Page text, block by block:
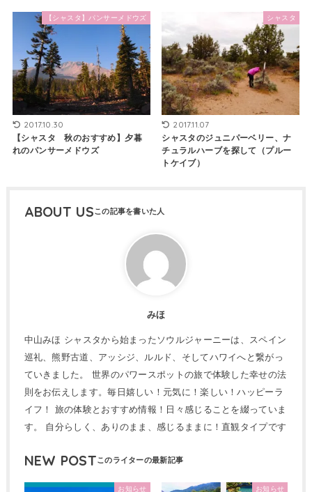
【シャスタ】パンサーメドウズ
2017.10.30
【シャスタ 秋のおすすめ】夕暮
れのパンサーメドウズ
シャスタ
2017.11.07
シャスタのジュニパーベリー、ナ
チュラルハーブを探して（プルー
トケイブ）
ABOUT US
みほ
中山みほ シャスタから始まったソウルジャーニーは、スペイン
巡礼、熊野古道、アッシジ、ルルド、そしてハワイへと繋がっ
ていきました。 世界のパワースポットの旅で体験した幸せの法
則をお伝えします。毎日嬉しい！元気に！楽しい！ハッピーラ
イフ！ 旅の体験とおすすめ情報！日々感じることを綴っていま
す。 自分らしく、ありのまま、感じるままに！直観タイプです
NEW POST
お知らせ お知らせ